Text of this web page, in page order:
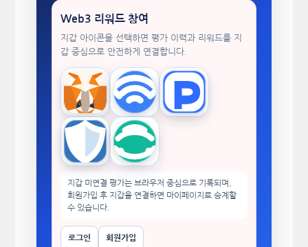
Web3 리워드 참여
지갑 아이콘을 선택하면 평가 이력과 리워드를 지
갑 중심으로 안전하게 연결합니다.
MetaMask WalletConnectTokenPocket
Trust Wallet imToken
지갑 미연결 평가는 브라우저 중심으로 기록되며,
회원가입 후 지갑을 연결하면 마이페이지로 승계할
수 있습니다.
로그인 회원가입